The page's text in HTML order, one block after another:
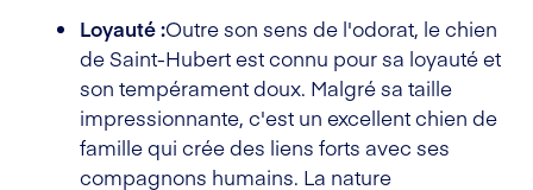
Loyauté :Outre son sens de l'odorat, le chien
de Saint-Hubert est connu pour sa loyauté et
son tempérament doux. Malgré sa taille
impressionnante, c'est un excellent chien de
famille qui crée des liens forts avec ses
compagnons humains. La nature